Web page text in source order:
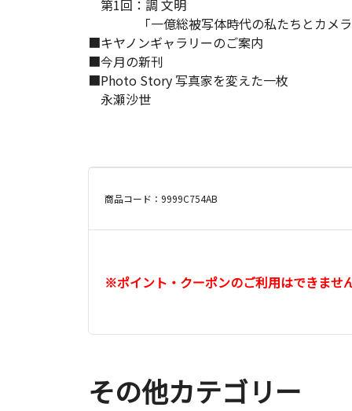
第1回：調 文明
「一億総被写体時代の私たちとカメ
■キヤノンギャラリーのご案内
■今月の新刊
■Photo Story 写真家を変えた一枚
永瀬沙世
商品コード：9999C754AB
※ポイント・クーポンのご利用はできませ
その他カテゴリー